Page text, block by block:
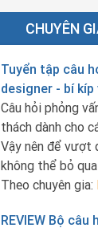
CHUYÊN
Tuyển tập câu
designer - bí
Câu hỏi phỏng
thách dành cho
Vậy nên để vượt
không thể bỏ
Theo chuyên gia:
REVIEW Bộ